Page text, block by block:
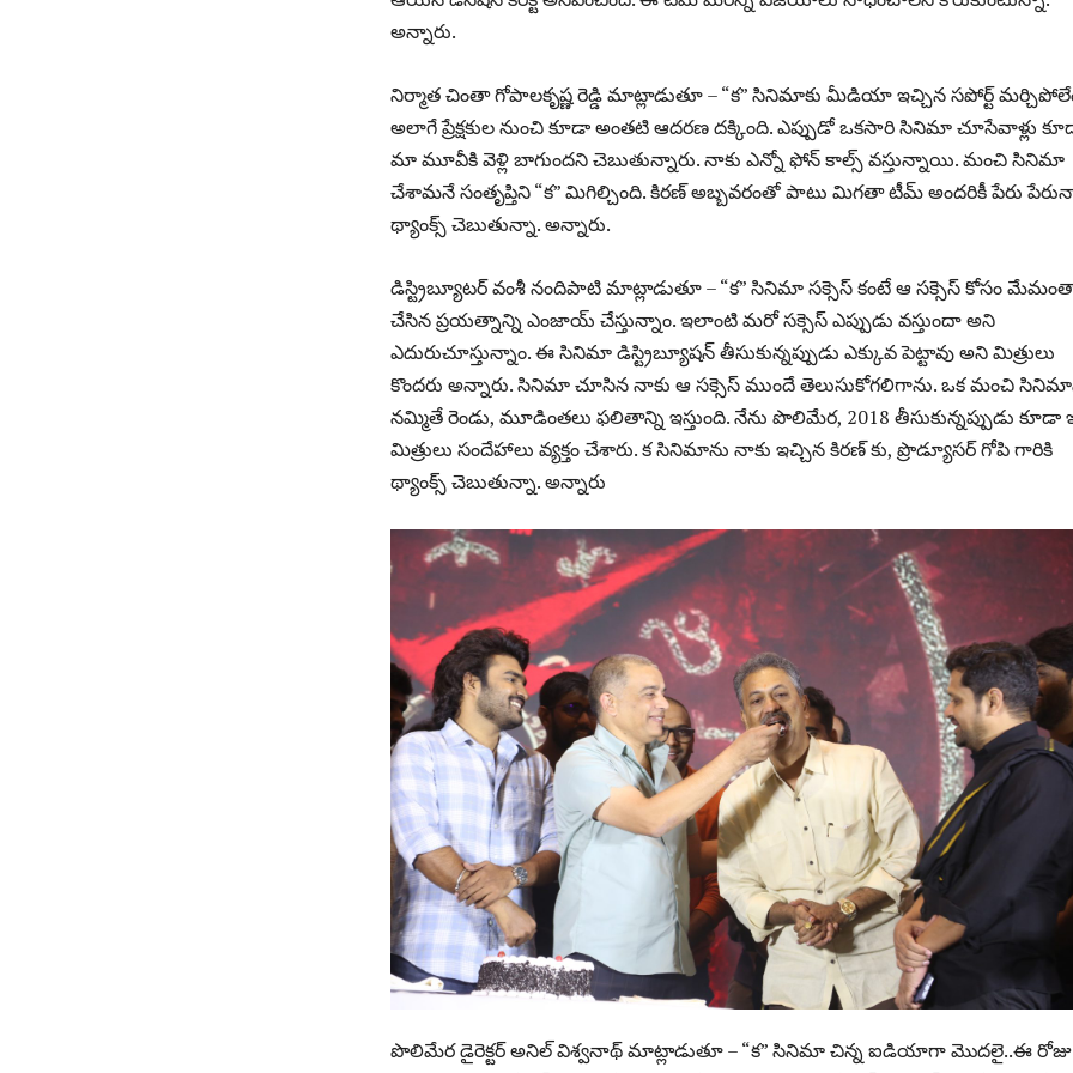
అన్నారు.
నిర్మాత చింతా గోపాలకృష్ణ రెడ్డి మాట్లాడుతూ – “క” సినిమాకు మీడియా ఇచ్చిన సపోర్ట్
అలాగే ప్రేక్షకుల నుంచి కూడా అంతటి ఆదరణ దక్కింది. ఎప్పుడో ఒకసారి సినిమా చూసేవాళ్లు
మా మూవీకి వెళ్లి బాగుందని చెబుతున్నారు. నాకు ఎన్నో ఫోన్ కాల్స్ వస్తున్నాయి. మంచి సినిమా
చేశామనే సంతృప్తిని “క” మిగిల్చింది. కిరణ్ అబ్బవరంతో పాటు మిగతా టీమ్ అందరికీ పేరు
థ్యాంక్స్ చెబుతున్నా. అన్నారు.
డిస్ట్రిబ్యూటర్ వంశీ నందిపాటి మాట్లాడుతూ – “క” సినిమా సక్సెస్ కంటే ఆ సక్సెస్ కోసం
చేసిన ప్రయత్నాన్ని ఎంజాయ్ చేస్తున్నాం. ఇలాంటి మరో సక్సెస్ ఎప్పుడు వస్తుందా అని
ఎదురుచూస్తున్నాం. ఈ సినిమా డిస్ట్రిబ్యూషన్ తీసుకున్నప్పుడు ఎక్కువ పెట్టావు అని మిత్రులు
కొందరు అన్నారు. సినిమా చూసిన నాకు ఆ సక్సెస్ ముందే తెలుసుకోగలిగాను. ఒక మంచి
నమ్మితే రెండు, మూడింతలు ఫలితాన్ని ఇస్తుంది. నేను పొలిమేర, 2018 తీసుకున్నప్పుడు
మిత్రులు సందేహాలు వ్యక్తం చేశారు. క సినిమాను నాకు ఇచ్చిన కిరణ్ కు, ప్రొడ్యూసర్ గోపి గారికి
థ్యాంక్స్ చెబుతున్నా. అన్నారు
పొలిమేర డైరెక్టర్ అనిల్ విశ్వనాథ్ మాట్లాడుతూ – “క” సినిమా చిన్న ఐడియాగా మొదలై..ఈ రోజు